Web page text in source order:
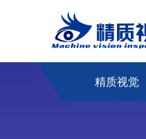
精质视觉